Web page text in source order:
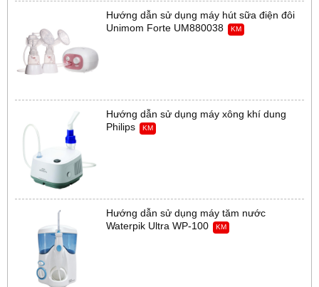
Hướng dẫn sử dụng máy hút sữa điện đôi
Unimom Forte UM880038
KM
Hướng dẫn sử dụng máy xông khí dung
Philips
KM
Hướng dẫn sử dụng máy tăm nước
Waterpik Ultra WP-100
KM